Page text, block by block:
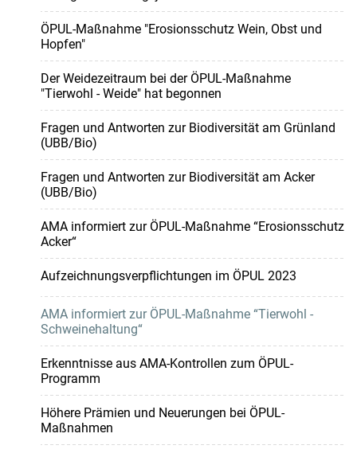
ÖPUL-Maßnahme "Erosionsschutz Wein, Obst und
Hopfen"
Der Weidezeitraum bei der ÖPUL-Maßnahme
"Tierwohl - Weide" hat begonnen
Fragen und Antworten zur Biodiversität am Grünland
(UBB/Bio)
Fragen und Antworten zur Biodiversität am Acker
(UBB/Bio)
AMA informiert zur ÖPUL-Maßnahme “Erosionsschutz
Acker“
Aufzeichnungsverpflichtungen im ÖPUL 2023
AMA informiert zur ÖPUL-Maßnahme “Tierwohl -
Schweinehaltung“
Erkenntnisse aus AMA-Kontrollen zum ÖPUL-
Programm
Höhere Prämien und Neuerungen bei ÖPUL-
Maßnahmen